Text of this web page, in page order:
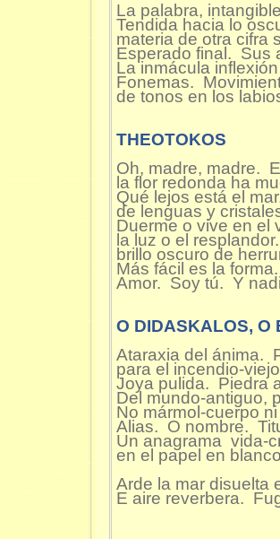
La palabra,
Tendida hacia lo
materia de otra cifra
Esperado final. Sus
La inmácula
Fonemas.
de tonos en los
THEOTOKOS
Oh, madre, madre.
la flor redonda ha
Qué lejos está el
de lenguas y
Duerme o vive en el
la luz o el
brillo oscuro de
Más fácil es la
Amor. Soy tú. Y
O DIDASKALOS, O
Ataraxia del ánima.
para el incendio-
Joya pulida. Piedra
Del mundo-antiguo,
No mármol-cuerpo
Alias. O nombre.
Un anagrama vida-
en el papel en
Arde la mar disuelta
E aire reverbera.